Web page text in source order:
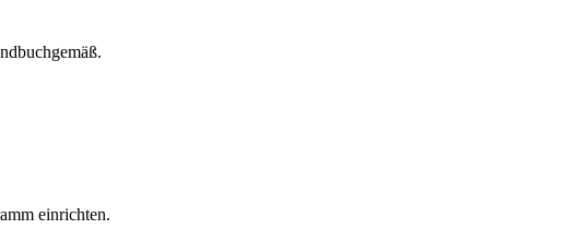
einrichten.